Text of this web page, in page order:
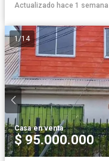
Actualizado hace 1 semana
1/14
Casa·en venta
$ 95.000.000